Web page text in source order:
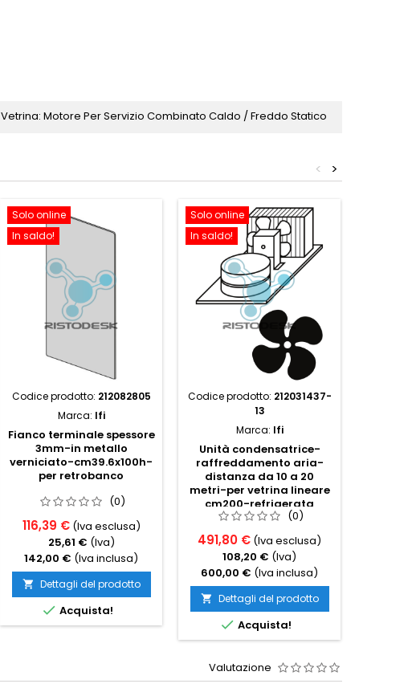
Vetrina: Motore Per Servizio Combinato Caldo / Freddo Statico
>
<
Solo online
In saldo!
Codice prodotto: 212082805
Marca: Ifi
Fianco terminale spessore
3mm-in metallo
verniciato-cm39.6x100h-
per retrobanco
(0)
116,39 € (Iva esclusa)
25,61 € (Iva)
142,00 € (Iva inclusa)
 Dettagli del prodotto
 Acquista!
Solo online
In saldo!
Codice prodotto: 212031437-
13
Marca: Ifi
Unità condensatrice-
raffreddamento aria-
distanza da 10 a 20
metri-per vetrina lineare
cm200-refrigerata
statica (0)
491,80 € (Iva esclusa)
108,20 € (Iva)
600,00 € (Iva inclusa)
 Dettagli del prodotto
 Acquista!
Valutazione